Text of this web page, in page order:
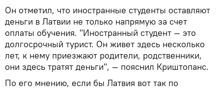
Он отметил, что иностранные студенты оставляют
деньги в Латвии не только напрямую за счет
оплаты обучения. "Иностранный студент — это
долгосрочный турист. Он живет здесь несколько
лет, к нему приезжают родители, родственники,
они здесь тратят деньги", — пояснил Криштопанс.
По его мнению, если бы Латвия вот так по